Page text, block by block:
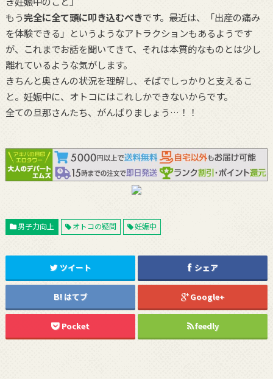
もう完全に全て頭に叩き込むべきです。最近は、「出産の痛み
を体験できる」というようなアトラクションもあるようです
が、これまでお話を聞いてきて、それは本質的なものとは少し
離れているような気がします。
きちんと奥さんの状況を理解し、そばでしっかりと支えるこ
と。妊娠中に、オトコにはこれしかできないからです。
全ての旦那さんたち、がんばりましょう…！！
男子力向上 オトコの疑問 妊娠中
ツイート シェア
はてブ Google+
Pocket feedly